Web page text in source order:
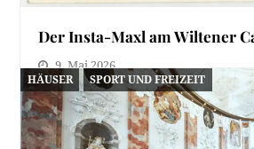
Der Insta-Maxl am Wiltener
9. Mai 2026
Ein Foto ohne Autor und Datum
von Markus Wilhelm zeigt einen
HÄUSER SPORT UND FREIZEIT